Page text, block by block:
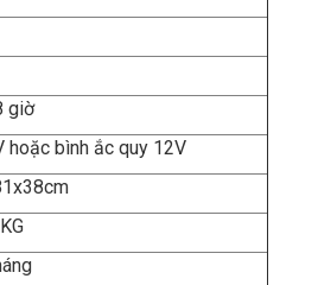
giờ
hoặc bình ắc quy 12V